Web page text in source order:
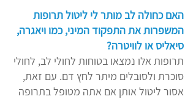
האם כחולה לב מותר לי ליטול תרופות
המשפרות את התפקוד המיני, כמו ויאגרה,
סיאליס או לוויטרה?
תרופות אלו נמצאו בטוחות לחולי לב, לחולי
סוכרת ולסובלים מיתר לחץ דם. עם זאת,
אסור ליטול אותן אם אתה מטופל בתרופה